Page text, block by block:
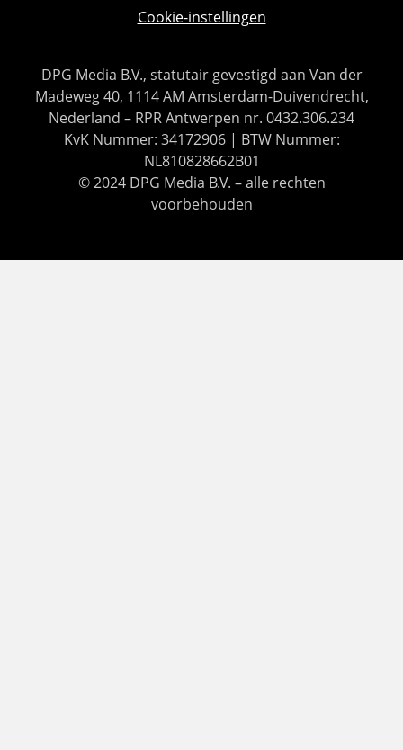
Cookie-instellingen
DPG Media B.V., statutair gevestigd aan Van der
Madeweg 40, 1114 AM Amsterdam-Duivendrecht,
Nederland – RPR Antwerpen nr. 0432.306.234
KvK Nummer: 34172906 | BTW Nummer:
NL810828662B01
© 2024 DPG Media B.V. – alle rechten
voorbehouden